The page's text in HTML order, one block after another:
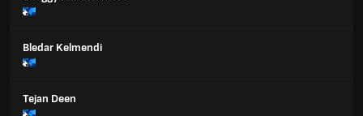
Bledar Kelmendi
Tejan Deen